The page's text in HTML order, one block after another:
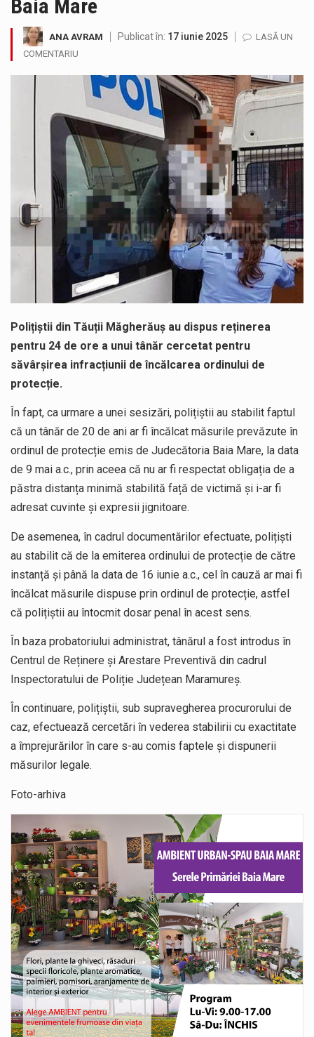
COD GALBEN. Interval de valabilitate: 07 august, ora 12.00 – 07 august, ora 23.00 / Fenomene vizate: instabilitate atmosferică, intensificări…
Pe scurt. Statuia lui PINTEA VITEAZU din fața Jandarmeriei Maramures a ajuns să fie zilele acestea mărul discordiei între administrații.…
Noile statii de călători, achizitionate la preț de garsonieră per bucată, dezamăgesc total cetățenii care folosesc mijloacele de transport în…
Baia Mare
ANA AVRAM Publicat în: 17 iunie 2025
LASĂ UN
COMENTARIU
Polițiștii din Tăuții Măgherăuș au dispus reținerea
pentru 24 de ore a unui tânăr cercetat pentru
săvârșirea infracțiunii de încălcarea ordinului de
protecție.
În fapt, ca urmare a unei sesizări, polițiștii au stabilit faptul
că un tânăr de 20 de ani ar fi încălcat măsurile prevăzute în
ordinul de protecție emis de Judecătoria Baia Mare, la data
de 9 mai a.c., prin aceea că nu ar fi respectat obligația de a
păstra distanța minimă stabilită față de victimă și i-ar fi
adresat cuvinte și expresii jignitoare.
De asemenea, în cadrul documentărilor efectuate, polițiști
au stabilit că de la emiterea ordinului de protecție de către
instanță și până la data de 16 iunie a.c., cel în cauză ar mai fi
încălcat măsurile dispuse prin ordinul de protecție, astfel
că polițiștii au întocmit dosar penal în acest sens.
În baza probatoriului administrat, tânărul a fost introdus în
Centrul de Reținere și Arestare Preventivă din cadrul
Inspectoratului de Poliție Județean Maramureș.
În continuare, polițiștii, sub supravegherea procurorului de
caz, efectuează cercetări în vederea stabilirii cu exactitate
a împrejurărilor în care s-au comis faptele și dispunerii
măsurilor legale.
Foto-arhiva